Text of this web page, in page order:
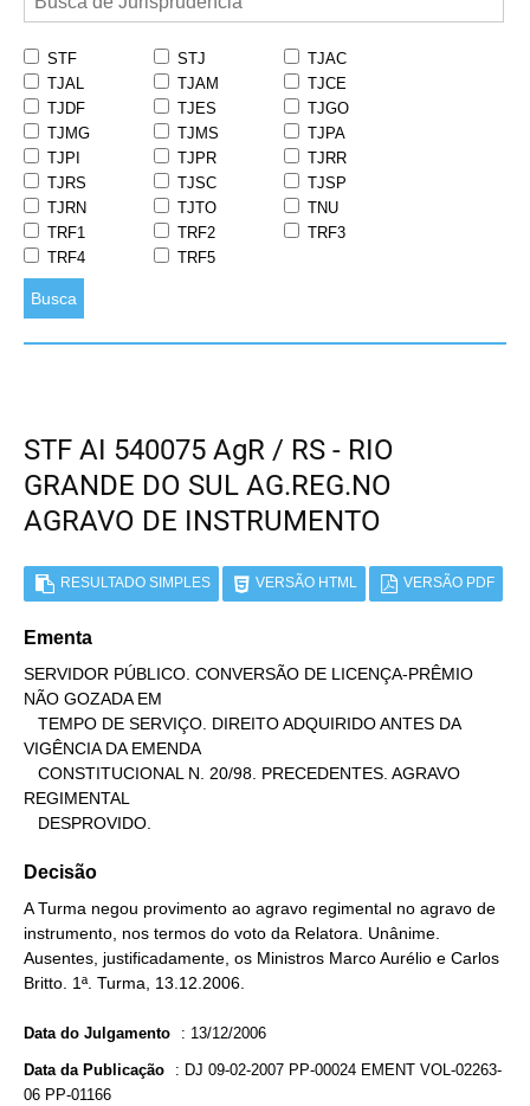
STF STJ
TJAC
TJAL
TJAM
TJCE
TJDF
TJES
TJGO
TJMG
TJMS
TJPA
TJPI
TJPR
TJRR
TJRS
TJSC
TJSP
TJRN
TJTO
TNU
TRF1
TRF2
TRF3
TRF4
TRF5
Busca
STF AI 540075 AgR / RS - RIO
GRANDE DO SUL AG.REG.NO
AGRAVO DE INSTRUMENTO
RESULTADO SIMPLES VERSÃO HTML VERSÃO PDF
Ementa
SERVIDOR PÚBLICO. CONVERSÃO DE LICENÇA-PRÊMIO
NÃO GOZADA EM
VIGÊNCIA DA EMENDA
REGIMENTAL
   DESPROVIDO.
Decisão
A Turma negou provimento ao agravo regimental no agravo de
instrumento, nos termos do voto da Relatora. Unânime.
Ausentes, justificadamente, os Ministros Marco Aurélio e Carlos
Britto. 1ª. Turma, 13.12.2006.
Data do Julgamento : 13/12/2006
Data da Publicação : DJ 09-02-2007 PP-00024 EMENT VOL-02263-
06 PP-01166